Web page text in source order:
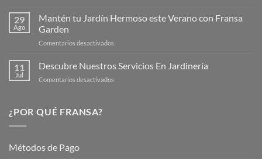
de
de
Verano
Plantas
29
Ago
Mantén tu Jardín Hermoso este Verano con Fransa
Garden
Comentarios desactivados
tu
Jardín
11
Jul
Descubre Nuestros Servicios En Jardinería
Comentarios desactivados
¿POR QUÉ FRANSA?
Métodos de Pago